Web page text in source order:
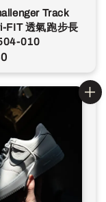
Track
FIT 透氣跑步長
010